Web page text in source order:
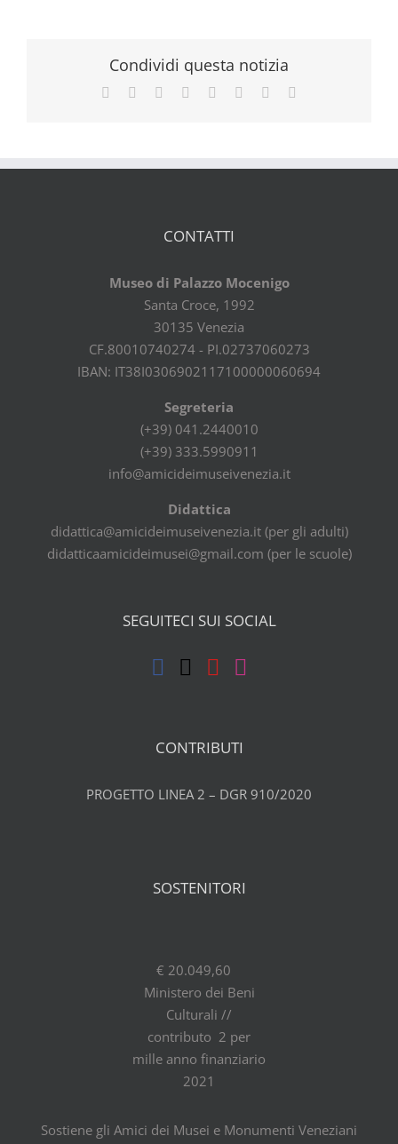
Condividi questa notizia
Facebook Reddit LinkedIn
TumblrPinterest
CONTATTI
Museo di Palazzo Mocenigo
Santa Croce, 1992
30135 Venezia
CF.80010740274 - PI.02737060273
IBAN: IT38I0306902117100000060694
Segreteria
(+39) 041.2440010
(+39) 333.5990911
info@amicideimuseivenezia.it
Didattica
didattica@amicideimuseivenezia.it (per gli adulti)
didatticaamicideimusei@gmail.com (per le scuole)
SEGUITECI SUI SOCIAL
CONTRIBUTI
PROGETTO LINEA 2 – DGR 910/2020
SOSTENITORI
€ 20.049,60
Ministero dei Beni
Culturali //
contributo 2 per
mille anno finanziario
2021
Sostiene gli Amici dei Musei e Monumenti Veneziani